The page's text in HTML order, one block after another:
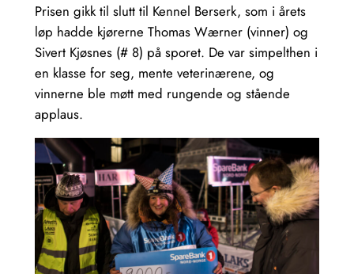
Prisen gikk til slutt til Kennel Berserk, som i årets
løp hadde kjørerne Thomas Wærner (vinner) og
Sivert Kjøsnes (# 8) på sporet. De var simpelthen i
en klasse for seg, mente veterinærene, og
vinnerne ble møtt med rungende og stående
applaus.